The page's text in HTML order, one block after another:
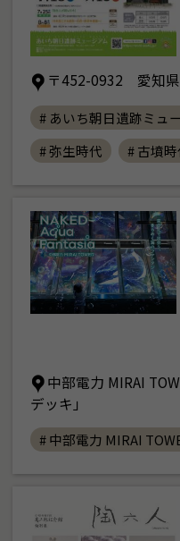
〒452-0932 愛知
# あいち朝日遺跡ミュ
# 弥生時代
# 古墳
中部電力 MIRAI
デッキ」
# 中部電力 MIRAI